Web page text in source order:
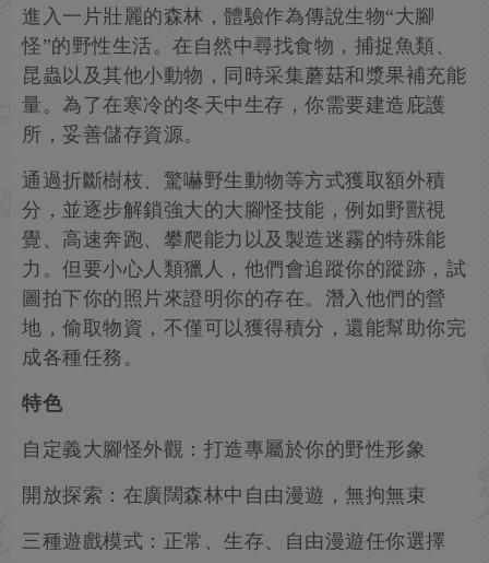
進入一片壯麗的森林，體驗作為傳說生物“大腳
怪”的野性生活。在自然中尋找食物，捕捉魚類、
昆蟲以及其他小動物，同時采集蘑菇和漿果補充能
量。為了在寒冷的冬天中生存，你需要建造庇護
所，妥善儲存資源。
通過折斷樹枝、驚嚇野生動物等方式獲取額外積
分，並逐步解鎖強大的大腳怪技能，例如野獸視
覺、高速奔跑、攀爬能力以及製造迷霧的特殊能
力。但要小心人類獵人，他們會追蹤你的蹤跡，試
圖拍下你的照片來證明你的存在。潛入他們的營
地，偷取物資，不僅可以獲得積分，還能幫助你完
成各種任務。
特色
自定義大腳怪外觀：打造專屬於你的野性形象
開放探索：在廣闊森林中自由漫遊，無拘無束
三種遊戲模式：正常、生存、自由漫遊任你選擇